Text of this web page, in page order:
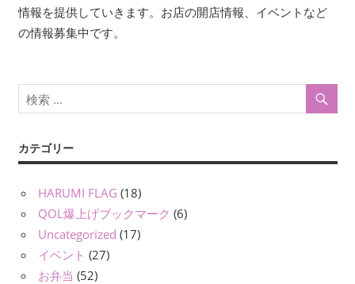
情報を提供していきます。お店の開店情報、イベントなど
の情報募集中です。
カテゴリー
HARUMI FLAG (18)
QOL爆上げブックマーク (6)
Uncategorized (17)
イベント (27)
お弁当 (52)